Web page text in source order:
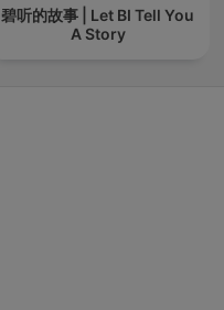
碧听的故事 | Let BI Tell You
A Story